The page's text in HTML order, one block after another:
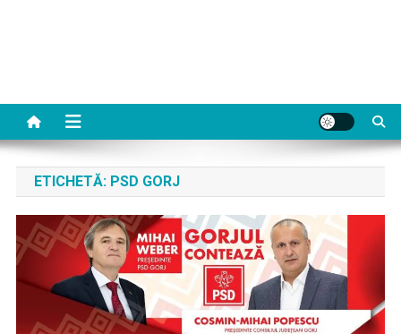
ETICHETĂ: PSD GORJ